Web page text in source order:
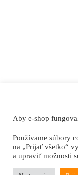
Aby e-shop
Používame súbory
na „Prijať všetko“
a upraviť možnosti